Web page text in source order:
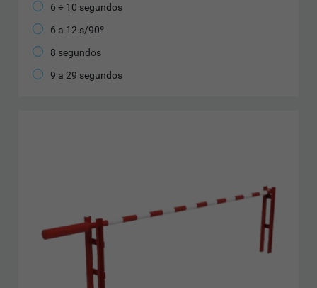
6 ÷ 10 segundos
6 a 12 s/90º
8 segundos
9 a 29 segundos